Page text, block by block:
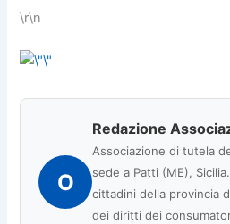
\r\n
O
Redazione
Associazione di tutela
sede a Patti (ME),
cittadini della provincia
dei diritti dei